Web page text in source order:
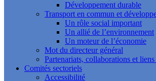
Développement durable
Transport en commun et
Un rôle social important
Un allié de l’environnement
Un moteur de l’économie
Mot du directeur général
Partenariats, collaborations et
Comités sectoriels
Accessibilité